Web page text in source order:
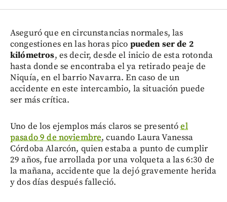
Aseguró que en circunstancias normales, las
congestiones en las horas pico pueden ser de 2
kilómetros, es decir, desde el inicio de esta rotonda
hasta donde se encontraba el ya retirado peaje de
Niquía, en el barrio Navarra. En caso de un
accidente en este intercambio, la situación puede
ser más crítica.
Uno de los ejemplos más claros se presentóel
pasado 9 de noviembre, cuando Laura Vanessa
Córdoba Alarcón, quien estaba a punto de cumplir
29 años, fue arrollada por una volqueta a las 6:30 de
la mañana, accidente que la dejó gravemente herida
y dos días después falleció.